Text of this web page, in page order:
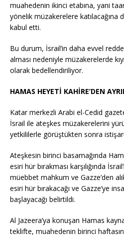
muahedenin ikinci etabına, yani
yönelik müzakerelere katılacağına
kabul etti.
Bu durum, İsrail’in daha evvel
alması nedeniyle müzakerelerde
olarak bedellendiriliyor.
HAMAS HEYETİ KAHİRE’DEN
Katar merkezli Arabi el-Cedid
İsrail ile ateşkes müzakerelerini
yetkililerle görüştükten sonra
Ateşkesin birinci basamağında
esiri hür bırakması karşılığında
müebbet mahkum ve Gazze’den
esiri hür bırakacağı ve Gazze’ye
başlayacağı belirtildi.
Al Jazeera’ya konuşan Hamas
teklifte, muahedenin birinci